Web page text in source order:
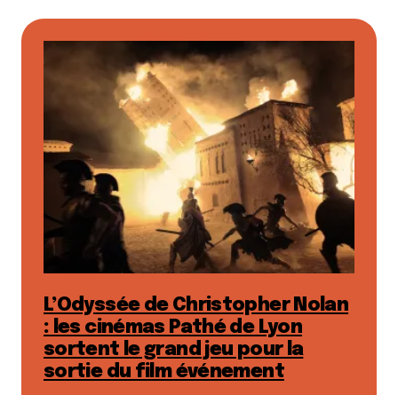
L’Odyssée de Christopher Nolan
: les cinémas Pathé de Lyon
sortent le grand jeu pour la
sortie du film événement